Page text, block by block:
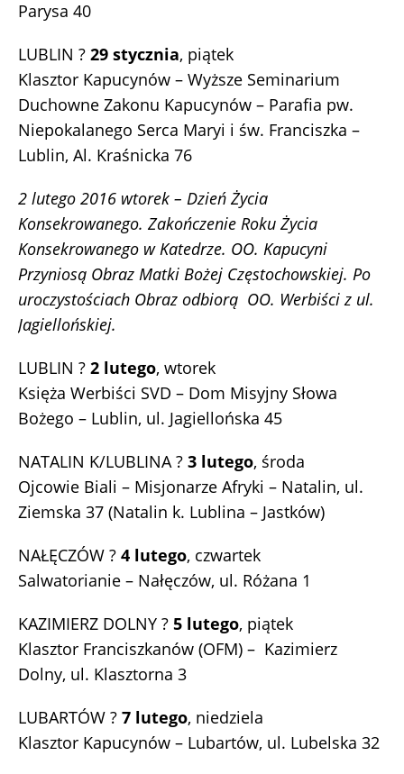
Parysa 40
LUBLIN ? 29 stycznia, piątek
Klasztor Kapucynów – Wyższe Seminarium
Duchowne Zakonu Kapucynów – Parafia pw.
Niepokalanego Serca Maryi i św. Franciszka –
Lublin, Al. Kraśnicka 76
2 lutego 2016 wtorek – Dzień Życia
Konsekrowanego. Zakończenie Roku Życia
Konsekrowanego w Katedrze. OO. Kapucyni
Przyniosą Obraz Matki Bożej Częstochowskiej. Po
uroczystościach Obraz odbiorą OO. Werbiści z ul.
Jagiellońskiej.
LUBLIN ? 2 lutego, wtorek
Księża Werbiści SVD – Dom Misyjny Słowa
Bożego – Lublin, ul. Jagiellońska 45
NATALIN K/LUBLINA ? 3 lutego, środa
Ojcowie Biali – Misjonarze Afryki – Natalin, ul.
Ziemska 37 (Natalin k. Lublina – Jastków)
NAŁĘCZÓW ? 4 lutego, czwartek
Salwatorianie – Nałęczów, ul. Różana 1
KAZIMIERZ DOLNY ? 5 lutego, piątek
Klasztor Franciszkanów (OFM) – Kazimierz
Dolny, ul. Klasztorna 3
LUBARTÓW ? 7 lutego, niedziela
Klasztor Kapucynów – Lubartów, ul. Lubelska 32